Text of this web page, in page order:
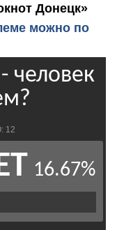
Донецк»
можно по